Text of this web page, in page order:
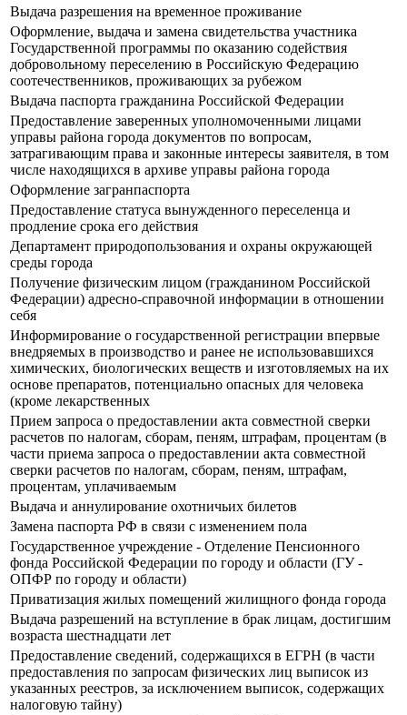
Выдача разрешения на временное проживание
Оформление, выдача и замена свидетельства участника
Государственной программы по оказанию содействия
добровольному переселению в Российскую Федерацию
соотечественников, проживающих за рубежом
Выдача паспорта гражданина Российской Федерации
Предоставление заверенных уполномоченными лицами
управы района города документов по вопросам,
затрагивающим права и законные интересы заявителя, в том
числе находящихся в архиве управы района города
Оформление загранпаспорта
Предоставление статуса вынужденного переселенца и
продление срока его действия
Департамент природопользования и охраны окружающей
среды города
Получение физическим лицом (гражданином Российской
Федерации) адресно-справочной информации в отношении
себя
Информирование о государственной регистрации впервые
внедряемых в производство и ранее не использовавшихся
химических, биологических веществ и изготовляемых на их
основе препаратов, потенциально опасных для человека
(кроме лекарственных
Прием запроса о предоставлении акта совместной сверки
расчетов по налогам, сборам, пеням, штрафам, процентам (в
части приема запроса о предоставлении акта совместной
сверки расчетов по налогам, сборам, пеням, штрафам,
процентам, уплачиваемым
Выдача и аннулирование охотничьих билетов
Замена паспорта РФ в связи с изменением пола
Государственное учреждение - Отделение Пенсионного
фонда Российской Федерации по городу и области (ГУ -
ОПФР по городу и области)
Приватизация жилых помещений жилищного фонда города
Выдача разрешений на вступление в брак лицам, достигшим
возраста шестнадцати лет
Предоставление сведений, содержащихся в ЕГРН (в части
предоставления по запросам физических лиц выписок из
указанных реестров, за исключением выписок, содержащих
налоговую тайну)